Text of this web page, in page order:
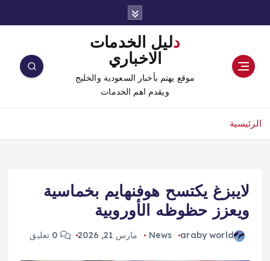
دليل الخدمات
الاخباري
موقع يهتم بأخبار السعودية والخليج
ويقدم اهم الخدمات
الرئيسية
لايبزغ يكتسح هوفنهايم بخماسية
ويعزز حظوظه الأوروبية
araby world
News مارس 21, 2026